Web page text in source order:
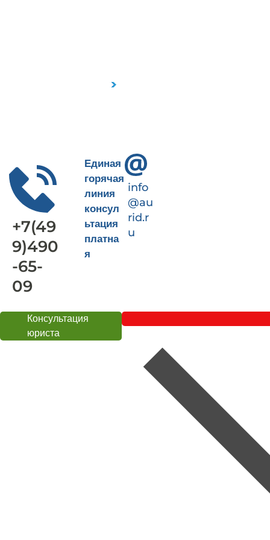
+7(49
9)490
-65-
09
Единая
горячая
линия
консул
ьтация
платна
я
info
@au
rid.r
u
Консультация
юриста